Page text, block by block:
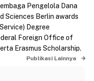
Pengelola Dana
Sciences Berlin awards
Degree
Foreign Office of
Erasmus Scholarship.
Publikasi Lainnya